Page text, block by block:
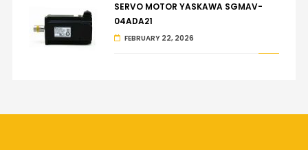
SERVO MOTOR YASKAWA SGMAV-
04ADA21
FEBRUARY 22, 2026